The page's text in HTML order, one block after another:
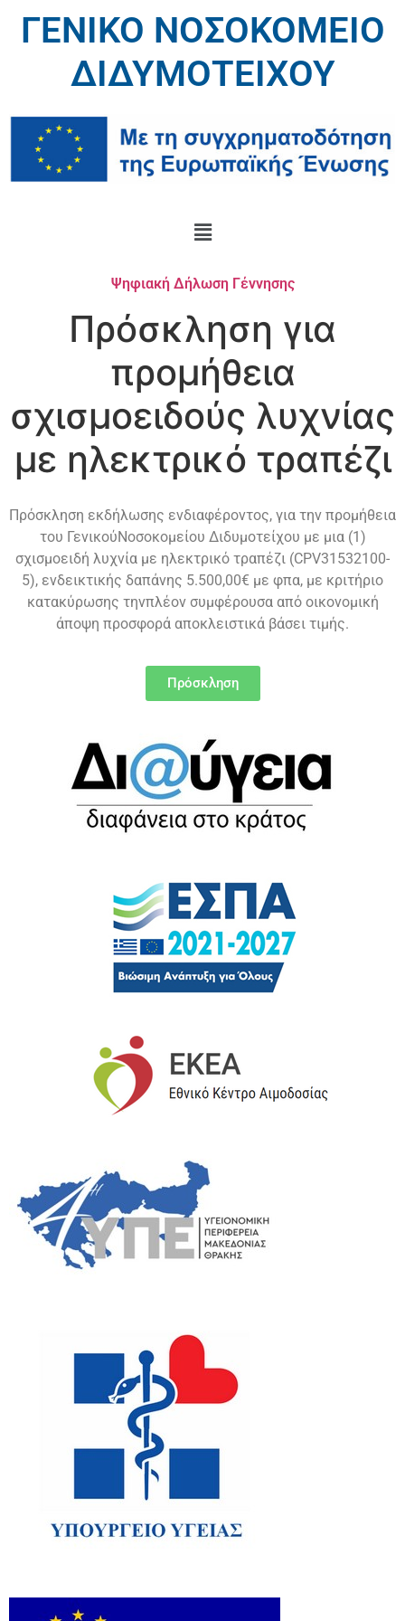
ΓΕΝΙΚΟ ΝΟΣΟΚΟΜΕΙΟ
ΔΙΔΥΜΟΤΕΙΧΟΥ
Ψηφιακή Δήλωση Γέννησης
Πρόσκληση για
προμήθεια
σχισμοειδούς λυχνίας
με ηλεκτρικό τραπέζι
Πρόσκληση εκδήλωσης ενδιαφέροντος, για την προμήθεια
του ΓενικούΝοσοκομείου Διδυμοτείχου με μια (1)
σχισμοειδή λυχνία με ηλεκτρικό τραπέζι (CPV31532100-
5), ενδεικτικής δαπάνης 5.500,00€ με φπα, με κριτήριο
κατακύρωσης τηνπλέον συμφέρουσα από οικονομική
άποψη προσφορά αποκλειστικά βάσει τιμής.
Πρόσκληση